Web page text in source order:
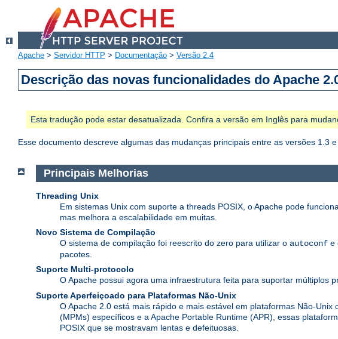
Apache > Servidor HTTP > Documentação > Versão 2.4
Descrição das novas funcionalidades do Apache
Esta tradução pode estar desatualizada. Confira a versão em Inglês para
Esse documento descreve algumas das mudanças principais entre as versões 1.3
Principais Melhorias
Threading Unix
Em sistemas Unix com suporte a threads POSIX, o Apache pode
mas melhora a escalabilidade em muitas.
Novo Sistema de Compilação
O sistema de compilação foi reescrito do zero para utilizar o autoconf e
pacotes.
Suporte Multi-protocolo
O Apache possui agora uma infraestrutura feita para suportar múltiplos
Suporte Aperfeiçoado para Plataformas Não-Unix
O Apache 2.0 está mais rápido e mais estável em plataformas Não-
(MPMs) específicos e a Apache Portable Runtime (APR), essas
POSIX que se mostravam lentas e defeituosas.